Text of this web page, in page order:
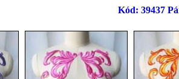
Kód: 39437